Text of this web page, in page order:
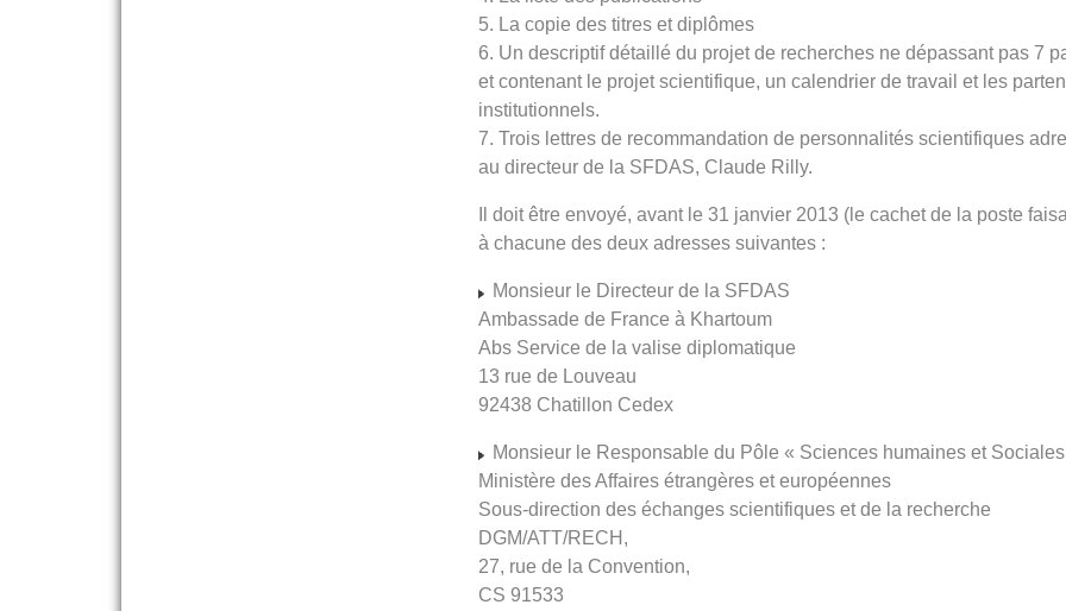
5. La copie des titres et diplômes
6. Un descriptif détaillé du projet de recherches ne dépassant pas 7
et contenant le projet scientifique, un calendrier de travail et les
institutionnels.
7. Trois lettres de recommandation de personnalités scientifiques
au directeur de la SFDAS, Claude Rilly.
Il doit être envoyé, avant le 31 janvier 2013 (le cachet de la poste
à chacune des deux adresses suivantes :
Monsieur le Directeur de la SFDAS
Ambassade de France à Khartoum
Abs Service de la valise diplomatique
13 rue de Louveau
92438 Chatillon Cedex
Monsieur le Responsable du Pôle « Sciences humaines et
Ministère des Affaires étrangères et européennes
Sous-direction des échanges scientifiques et de la recherche
DGM/ATT/RECH,
27, rue de la Convention,
CS 91533